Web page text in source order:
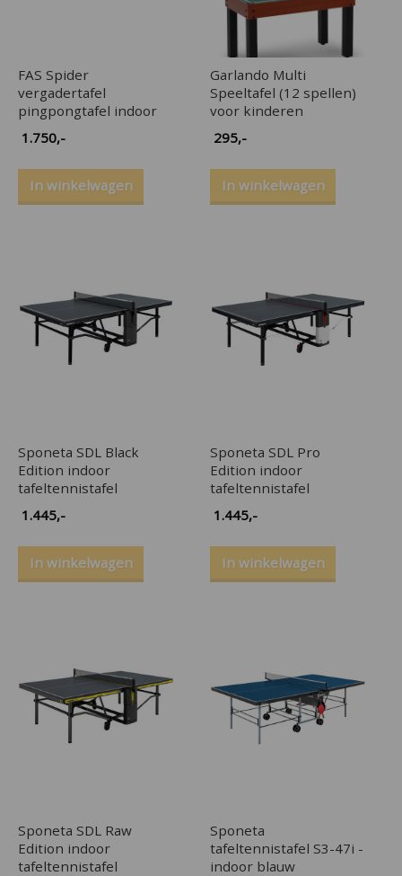
FAS Spider
vergadertafel
pingpongtafel indoor
1.750,-
In winkelwagen
Garlando Multi
Speeltafel (12 spellen)
voor kinderen
295,-
In winkelwagen
Sponeta SDL Black
Edition indoor
tafeltennistafel
1.445,-
In winkelwagen
Sponeta SDL Pro
Edition indoor
tafeltennistafel
1.445,-
In winkelwagen
Sponeta SDL Raw
Edition indoor
tafeltennistafel
Sponeta
tafeltennistafel S3-47i -
indoor blauw